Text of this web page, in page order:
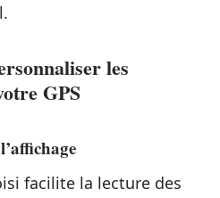
les
GPS
facilite la lecture des